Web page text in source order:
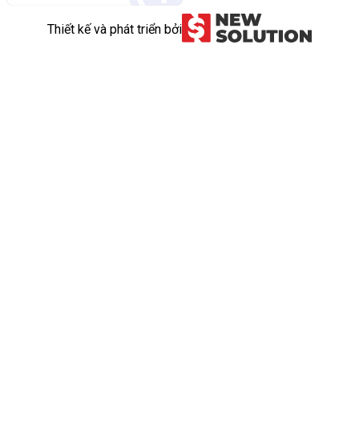
Thiết kế và phát triển bởi